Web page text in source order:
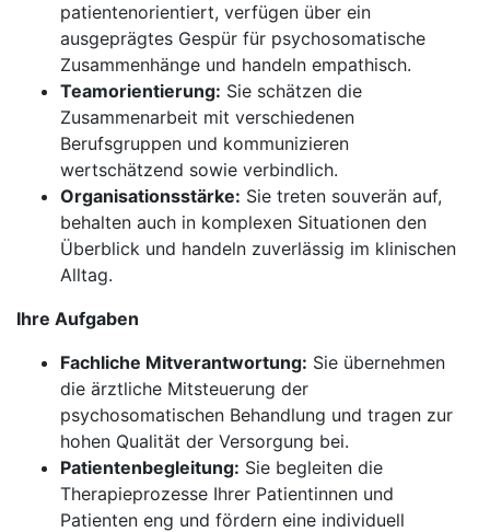
patientenorientiert, verfügen über ein
ausgeprägtes Gespür für psychosomatische
Zusammenhänge und handeln empathisch.
Teamorientierung: Sie schätzen die
Zusammenarbeit mit verschiedenen
Berufsgruppen und kommunizieren
wertschätzend sowie verbindlich.
Organisationsstärke: Sie treten souverän auf,
behalten auch in komplexen Situationen den
Überblick und handeln zuverlässig im klinischen
Alltag.
Ihre Aufgaben
Fachliche Mitverantwortung: Sie übernehmen
die ärztliche Mitsteuerung der
psychosomatischen Behandlung und tragen zur
hohen Qualität der Versorgung bei.
Patientenbegleitung: Sie begleiten die
Therapieprozesse Ihrer Patientinnen und
Patienten eng und fördern eine individuell